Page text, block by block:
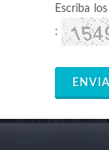
Escriba
: